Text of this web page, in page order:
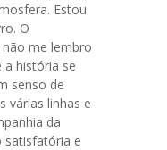
Estou
O
me lembro
a história se
senso de
várias linhas e
da
satisfatória e